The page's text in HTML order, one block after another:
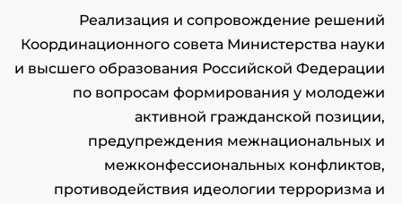
Реализация и сопровождение решений
Координационного совета Министерства науки
и высшего образования Российской Федерации
по вопросам формирования у молодежи
активной гражданской позиции,
предупреждения межнациональных и
межконфессиональных конфликтов,
противодействия идеологии терроризма и